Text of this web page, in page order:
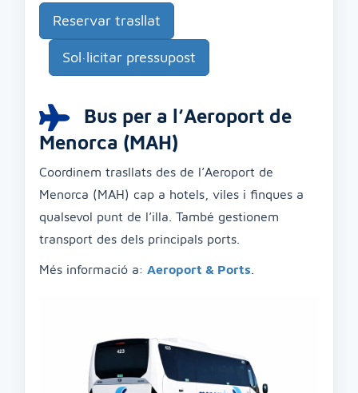
Reservar trasllat
Sol·licitar pressupost
Bus per a l’Aeroport de
Menorca (MAH)
Coordinem trasllats des de l’Aeroport de
Menorca (MAH) cap a hotels, viles i finques a
qualsevol punt de l’illa. També gestionem
transport des dels principals ports.
Més informació a: Aeroport & Ports